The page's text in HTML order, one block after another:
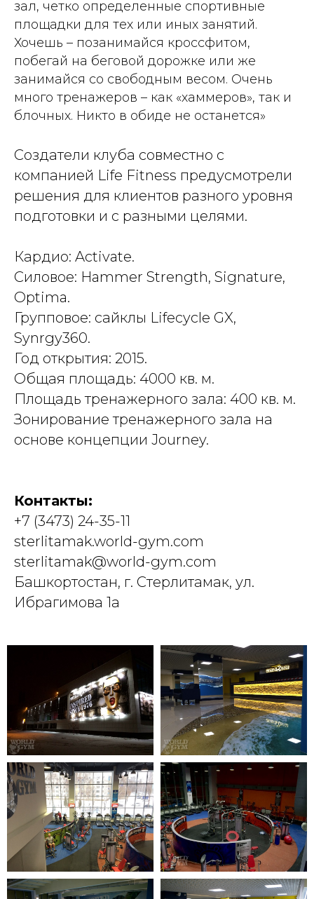
зал, четко определенные спортивные
площадки для тех или иных занятий.
Хочешь – позанимайся кроссфитом,
побегай на беговой дорожке или же
занимайся со свободным весом. Очень
много тренажеров – как «хаммеров», так и
блочных. Никто в обиде не останется»
Создатели клуба совместно с
компанией Life Fitness предусмотрели
решения для клиентов разного уровня
подготовки и с разными целями.
Кардио: Activate.
Силовое: Hammer Strength, Signature,
Optima.
Групповое: сайклы Lifecycle GX,
Synrgy360.
Год открытия: 2015.
Общая площадь: 4000 кв. м.
Площадь тренажерного зала: 400 кв. м.
Зонирование тренажерного зала на
основе концепции Journey.
Контакты:
+7 (3473) 24-35-11
sterlitamak.world-gym.com
sterlitamak@world-gym.com
Башкортостан, г. Стерлитамак, ул.
Ибрагимова 1а